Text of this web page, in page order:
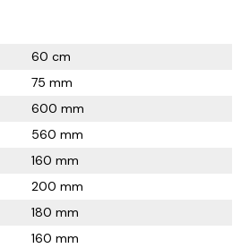
60 cm
75 mm
600 mm
560 mm
160 mm
200 mm
180 mm
160 mm